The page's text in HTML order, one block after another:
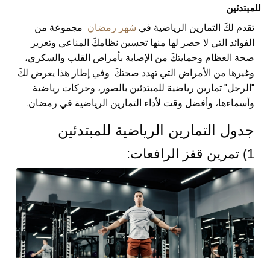
للمبتدئين
تقدم لكَ التمارين الرياضية في شهر رمضان مجموعة من
الفوائد التي لا حصر لها منها تحسين نظامكَ المناعي وتعزيز
صحة العظام وحمايتكَ من الإصابة بأمراض القلب والسكري،
وغيرها من الأمراض التي تهدد صحتكَ. وفي إطار هذا يعرض لكَ
"الرجل" تمارين رياضية للمبتدئين بالصور، وحركات رياضية
وأسماءها، وأفضل وقت لأداء التمارين الرياضية في رمضان.
جدول التمارين الرياضية للمبتدئين
1) تمرين قفز الرافعات: